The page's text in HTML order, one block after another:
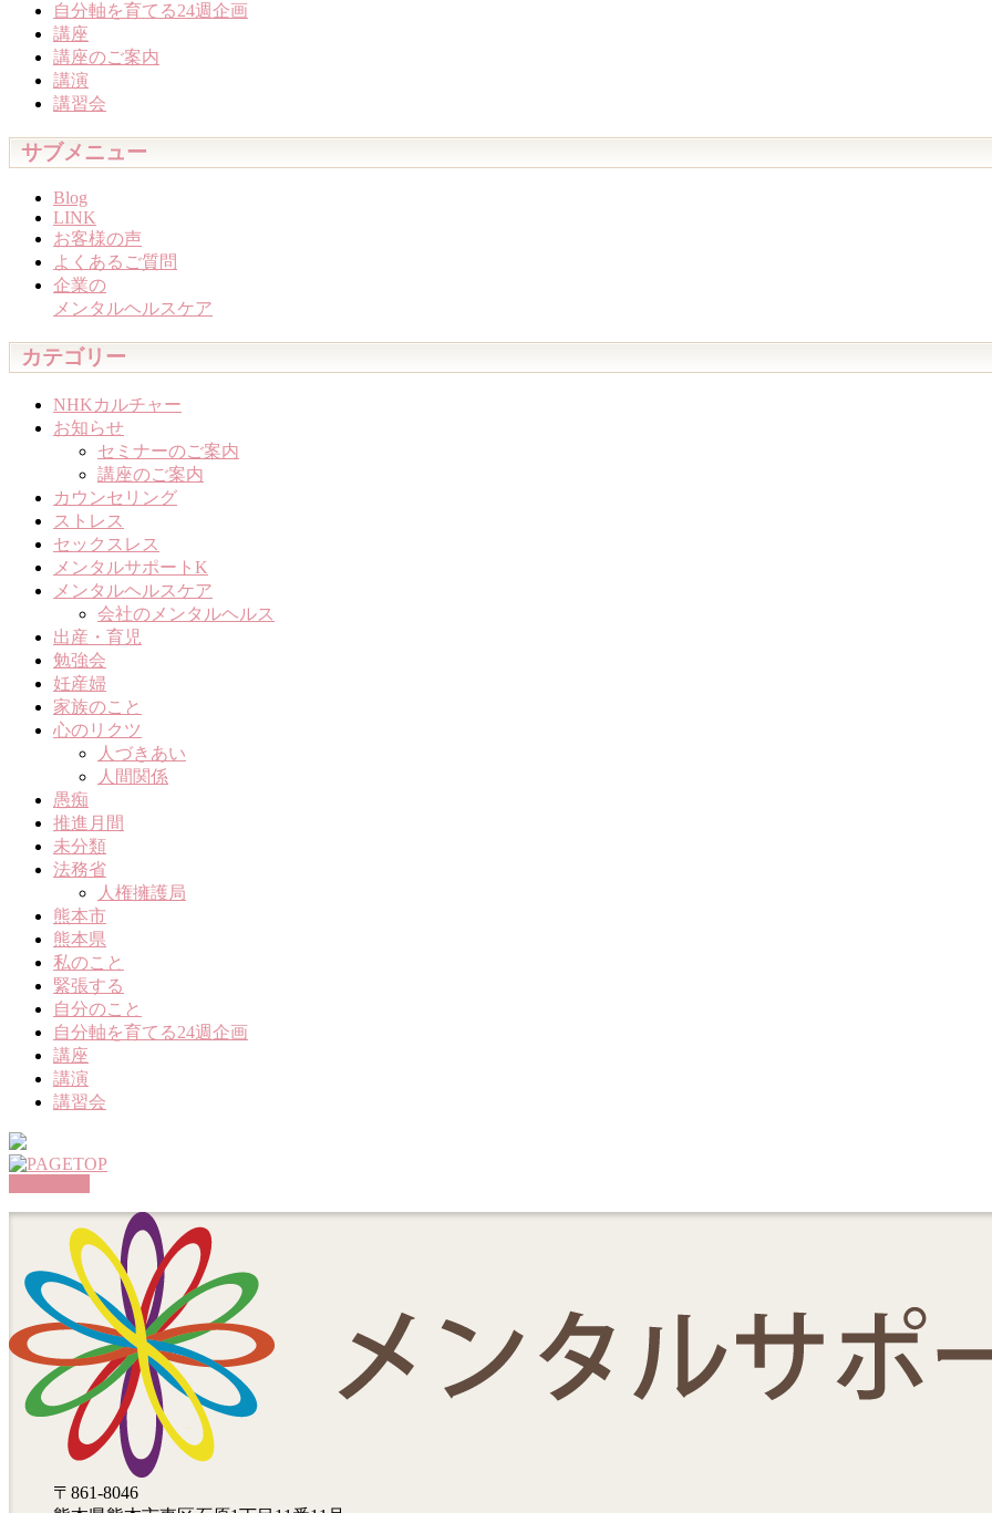
自分軸を育てる24週企画
講座
講座のご案内
講演
講習会
サブメニュー
Blog
LINK
お客様の声
よくあるご質問
企業の
メンタルヘルスケア
カテゴリー
NHKカルチャー
お知らせ
セミナーのご案内
講座のご案内
カウンセリング
ストレス
セックスレス
メンタルサポートK
メンタルヘルスケア
会社のメンタルヘルス
出産・育児
勉強会
妊産婦
家族のこと
心のリクツ
人づきあい
人間関係
愚痴
推進月間
未分類
法務省
人権擁護局
熊本市
熊本県
私のこと
緊張する
自分のこと
自分軸を育てる24週企画
講座
講演
講習会
〒861-8046